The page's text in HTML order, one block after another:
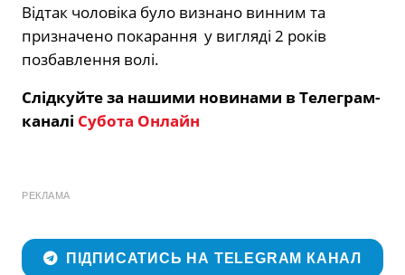
Відтак чоловіка було визнано винним та
призначено покарання у вигляді 2 років
позбавлення волі.
Слідкуйте за нашими новинами в Телеграм-
каналі Субота Онлайн
РЕКЛАМА
ПІДПИСАТИСЬ НА TELEGRAM КАНАЛ